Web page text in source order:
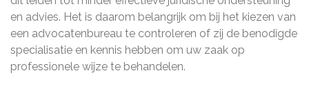
en advies. Het is daarom belangrijk om bij het kiezen van
een advocatenbureau te controleren of zij de benodigde
specialisatie en kennis hebben om uw zaak op
professionele wijze te behandelen.